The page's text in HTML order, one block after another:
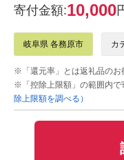
寄付金額:10,000
岐阜県 各務原市 カ
※「還元率」とは返礼品のお
※「控除上限額」の範囲内で
除上限額を調べる）